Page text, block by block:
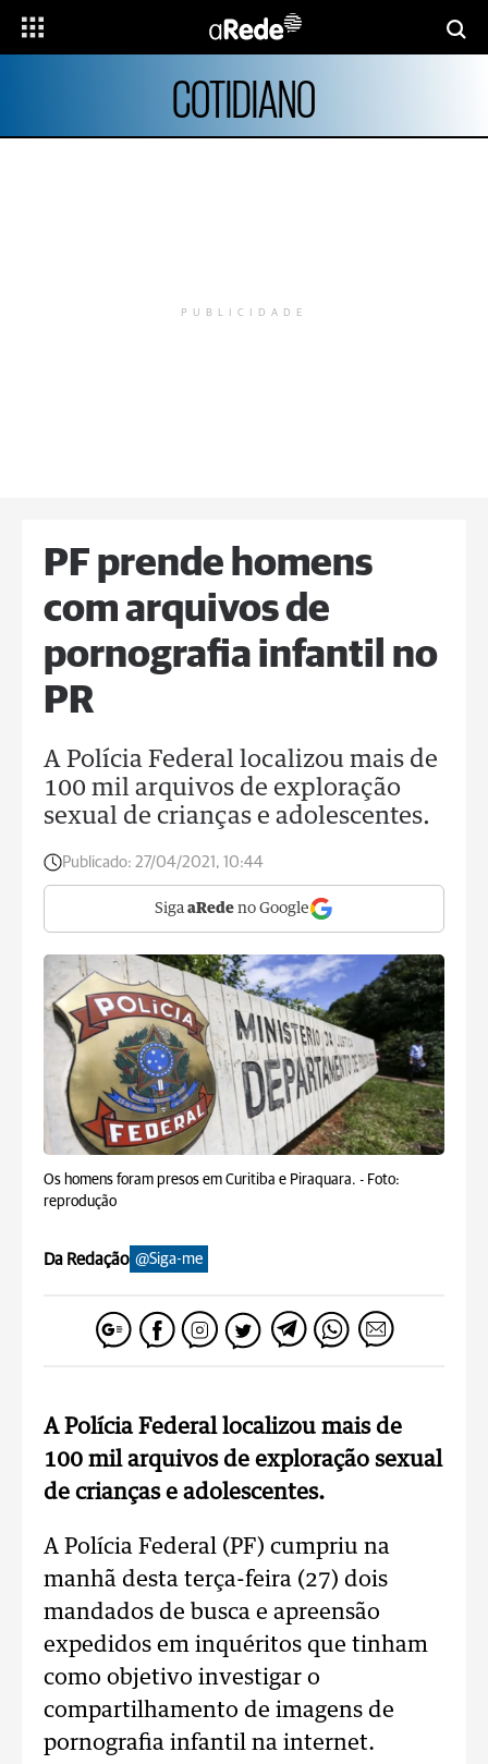
COTIDIANO
PUBLICIDADE
PF prende homens
com arquivos de
pornografia infantil no
PR
A Polícia Federal localizou mais de
100 mil arquivos de exploração
sexual de crianças e adolescentes.
Publicado: 27/04/2021, 10:44
Siga aRede no Google
Os homens foram presos em Curitiba e Piraquara. - Foto:
reprodução
Da Redação @Siga-me
A Polícia Federal localizou mais de
100 mil arquivos de exploração sexual
de crianças e adolescentes.
A Polícia Federal (PF) cumpriu na
manhã desta terça-feira (27) dois
mandados de busca e apreensão
expedidos em inquéritos que tinham
como objetivo investigar o
compartilhamento de imagens de
pornografia infantil na internet.